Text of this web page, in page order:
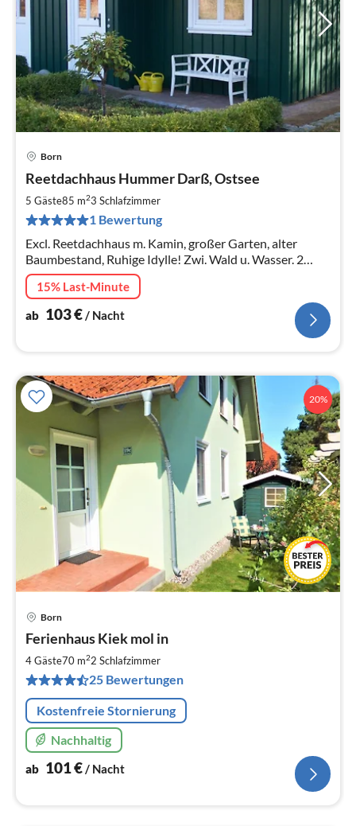
Born
Reetdachhaus Hummer Darß, Ostsee
5 Gäste85 m23 Schlafzimmer
1 Bewertung
Excl. Reetdachhaus m. Kamin, großer Garten, alter
Baumbestand, Ruhige Idylle! Zwi. Wald u. Wasser. 2
Terrassen, Internet, wunderhübsch eingerichtet. 3
Schlafzi, 2 Bäder, 3 Parkp
15% Last-Minute
ab 103€/ Nacht
20%
Born
Ferienhaus Kiek mol in
4 Gäste70 m22 Schlafzimmer
25 Bewertungen
Kostenfreie Stornierung
Nachhaltig
ab 101€/ Nacht